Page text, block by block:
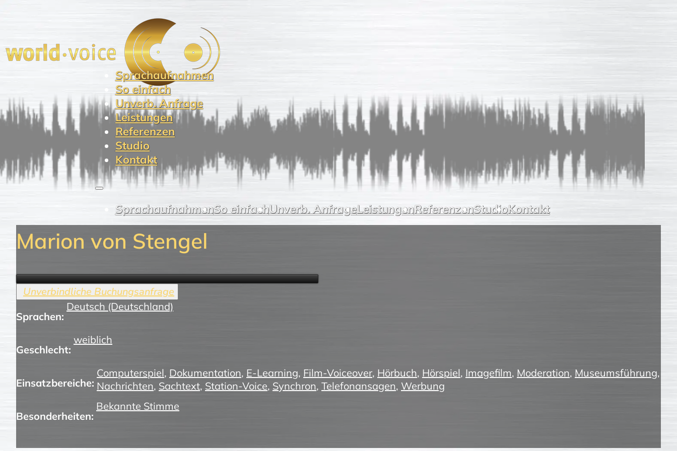
Sprachaufnahmen
So einfach
Unverb. Anfrage
Leistungen
Referenzen
Studio
Kontakt
SprachaufnahmenSo einfachUnverb. AnfrageLeistungenReferenzenStudioKontakt
Kontakt
Marion von Stengel
Sprachen:
Deutsch (Deutschland)
Geschlecht:
weiblich
Einsatzbereiche:
Computerspiel, Dokumentation, E-Learning, Film-Voiceover, Hörbuch, Hörspiel, Imagefilm, Moderation, Museumsführung,
Nachrichten, Sachtext, Station-Voice, Synchron, Telefonansagen, Werbung
Besonderheiten:
Bekannte Stimme